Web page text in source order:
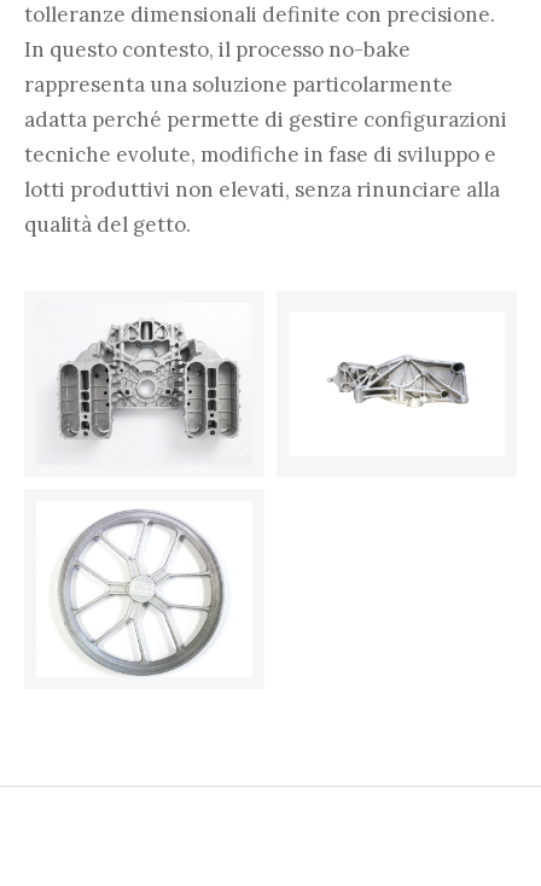
tolleranze dimensionali definite con precisione.
In questo contesto, il processo no-bake
rappresenta una soluzione particolarmente
adatta perché permette di gestire configurazioni
tecniche evolute, modifiche in fase di sviluppo e
lotti produttivi non elevati, senza rinunciare alla
qualità del getto.